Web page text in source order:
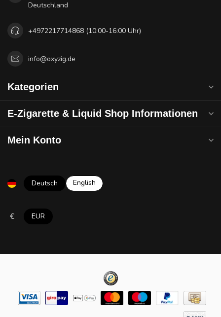
Deutschland
+4972217714868 (10:00-16:00 Uhr)
info@oxyzig.de
Kategorien
E-Zigarette & Liquid Shop Informationen
Mein Konto
Deutsch English
€ EUR